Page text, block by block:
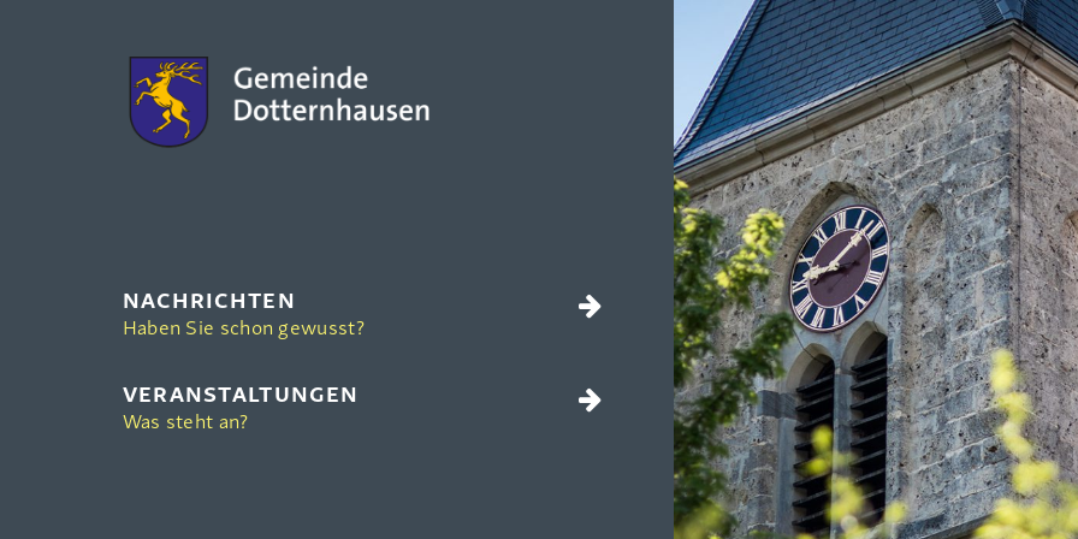
NACHRICHTEN
Haben Sie schon gewusst?
VERANSTALTUNGEN
Was steht an?